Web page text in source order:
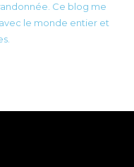
Ce blog me
le monde entier et